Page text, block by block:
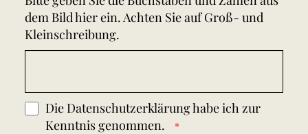
dem Bild hier ein. Achten Sie auf Groß- und
Kleinschreibung.
Die Datenschutzerklärunghabe ich zur
Kenntnis genommen.